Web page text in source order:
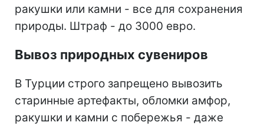
ракушки или камни - все для сохранения
природы. Штраф - до 3000 евро.
Вывоз природных сувениров
В Турции строго запрещено вывозить
старинные артефакты, обломки амфор,
ракушки и камни с побережья - даже